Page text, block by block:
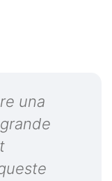
una